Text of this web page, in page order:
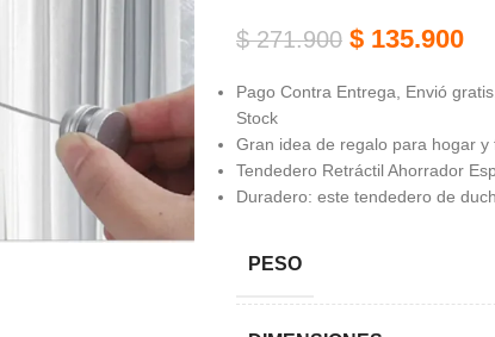
$271.900 $135.900
Pago Contra Entrega, Envió
Stock
Gran idea de regalo para hogar
Tendedero Retráctil Ahorrador
Duradero: este tendedero de
PESO